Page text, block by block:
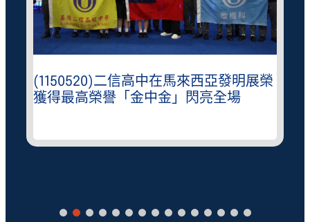
(1150520)二信高中在馬來西亞發明展榮
獲得最高榮譽「金中金」閃亮全場